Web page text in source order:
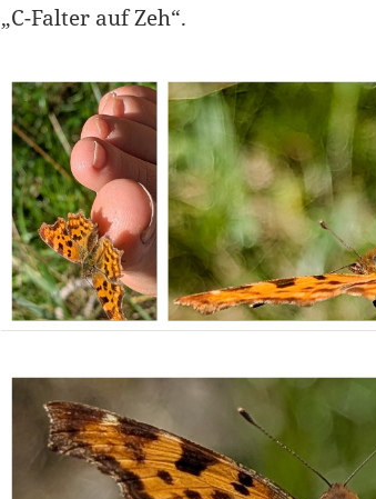
„C-Falter auf Zeh“.